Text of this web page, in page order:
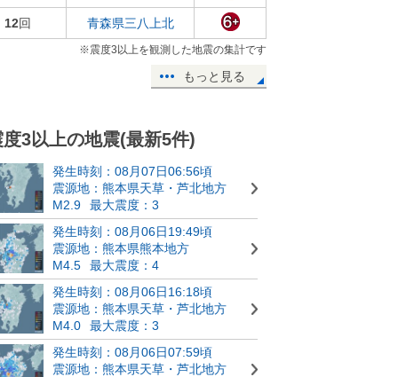
12回 青森県三八上北
※震度3以上を観測した地震の集計です
もっと見る
度3以上の地震(最新5件)
発生時刻：08月07日06:56頃
震源地：熊本県天草・芦北地方
M2.9
最大震度：3
発生時刻：08月06日19:49頃
震源地：熊本県熊本地方
M4.5
最大震度：4
発生時刻：08月06日16:18頃
震源地：熊本県天草・芦北地方
M4.0
最大震度：3
発生時刻：08月06日07:59頃
震源地：熊本県天草・芦北地方